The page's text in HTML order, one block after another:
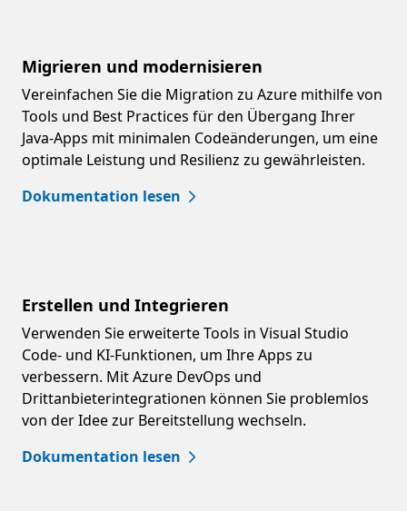
Migrieren und modernisieren
Vereinfachen Sie die Migration zu Azure mithilfe von
Tools und Best Practices für den Übergang Ihrer
Java-Apps mit minimalen Codeänderungen, um eine
optimale Leistung und Resilienz zu gewährleisten.
Dokumentation lesen
Erstellen und Integrieren
Verwenden Sie erweiterte Tools in Visual Studio
Code- und KI-Funktionen, um Ihre Apps zu
verbessern. Mit Azure DevOps und
Drittanbieterintegrationen können Sie problemlos
von der Idee zur Bereitstellung wechseln.
Dokumentation lesen